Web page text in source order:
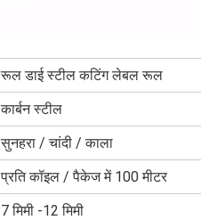
रूल डाई स्टील कटिंग लेबल रूल
कार्बन स्टील
सुनहरा / चांदी / काला
प्रति कॉइल / पैकेज में 100 मीटर
7 मिमी -12 मिमी